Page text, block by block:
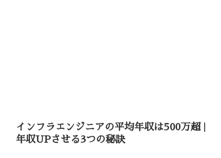
インフラエンジニアの平均年収は500万超 |
年収UPさせる3つの秘訣